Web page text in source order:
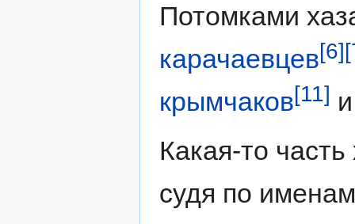
Потомками
карачаевцев[6]
крымчаков[11]
Какая-то
судя по